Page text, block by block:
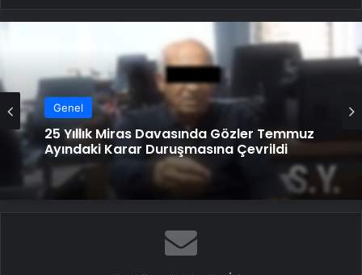
Genel
25 Yıllık Miras Davasında Gözler Temmuz
Ayındaki Karar Duruşmasına Çevrildi